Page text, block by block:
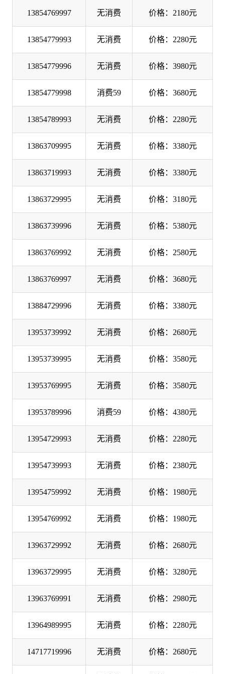
13854769997 无消费 价格：2180元
13854779993 无消费 价格：2280元
13854779996 无消费 价格：3980元
13854779998 消费59 价格：3680元
13854789993 无消费 价格：2280元
13863709995 无消费 价格：3380元
13863719993 无消费 价格：3380元
13863729995 无消费 价格：3180元
13863739996 无消费 价格：5380元
13863769992 无消费 价格：2580元
13863769997 无消费 价格：3680元
13884729996 无消费 价格：3380元
13953739992 无消费 价格：2680元
13953739995 无消费 价格：3580元
13953769995 无消费 价格：3580元
13953789996 消费59 价格：4380元
13954729993 无消费 价格：2280元
13954739993 无消费 价格：2380元
13954759992 无消费 价格：1980元
13954769992 无消费 价格：1980元
13963729992 无消费 价格：2680元
13963729995 无消费 价格：3280元
13963769991 无消费 价格：2980元
13964989995 无消费 价格：2280元
14717719996 无消费 价格：2680元